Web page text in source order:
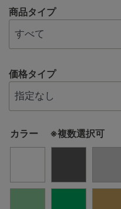
商品タイプ
価格タイプ
カラー ※複数選択可